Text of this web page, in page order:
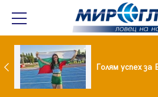
Когато всичко те дразни: тези трикове променят настроението за минути